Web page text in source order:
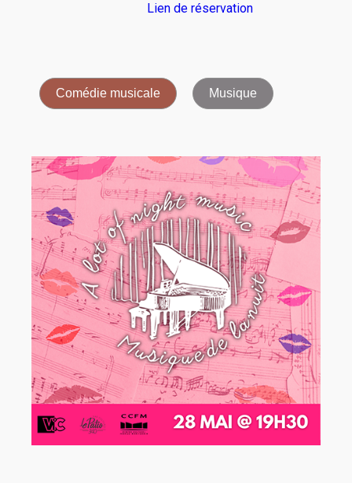
Lien de réservation
Comédie musicale Musique